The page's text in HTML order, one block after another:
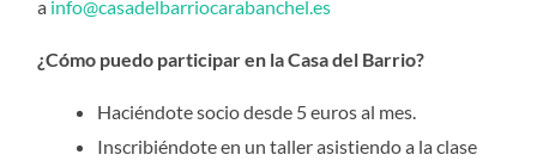
a info@casadelbarriocarabanchel.es
¿Cómo puedo participar en la Casa del Barrio?
Haciéndote socio desde 5 euros al mes.
Inscribiéndote en un taller asistiendo a la clase